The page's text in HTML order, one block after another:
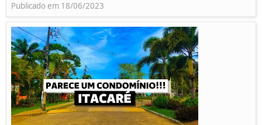
Publicado em 18/06/2023